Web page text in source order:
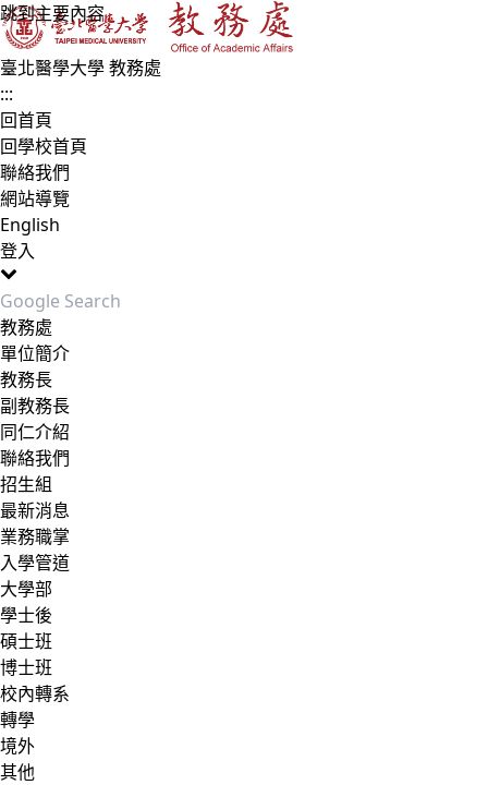
跳到主要內容
臺北醫學大學 教務處
:::
回首頁
回學校首頁
聯絡我們
網站導覽
English
登入
Toggle navigation
教務處
單位簡介
教務長
副教務長
同仁介紹
聯絡我們
招生組
最新消息
業務職掌
入學管道
大學部
學士後
碩士班
博士班
校內轉系
轉學
境外
其他